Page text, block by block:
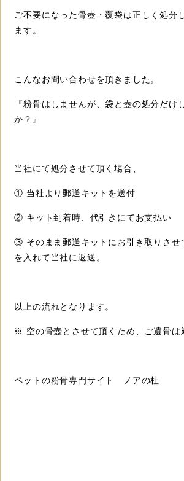
ご不要になった骨壺・覆袋は正しく処分
ます。
こんなお問い合わせを頂きました。
『粉骨はしませんが、袋と壺の処分だけ
か？』
当社にて処分させて頂く場合、
① 当社より郵送キットを送付
② キット到着時、代引きにてお支払い
③ そのまま郵送キットにお引き取りさせ
を入れて当社に返送。
以上の流れとなります。
※ 空の骨壺とさせて頂くため、ご遺骨は
ペットの粉骨専門サイト ノアの杜